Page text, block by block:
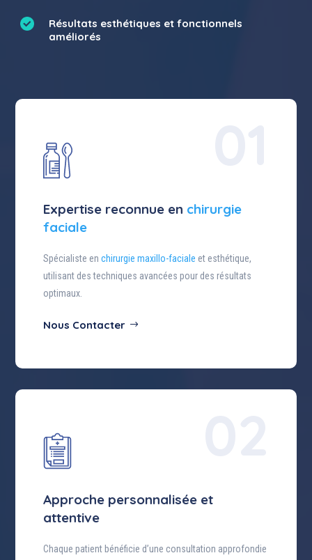
Résultats esthétiques et fonctionnels
améliorés
Expertise reconnue en chirurgie
faciale
Spécialiste enchirurgie maxillo-faciale et esthétique,
utilisant des techniques avancées pour des résultats
optimaux.
Nous Contacter
Approche personnalisée et
attentive
Chaque patient bénéficie d’une consultation approfondie